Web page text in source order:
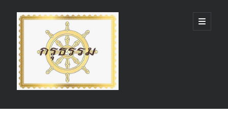
กรุ
ธรรม
(GruDhamma.com)
open
primary
Sidebar